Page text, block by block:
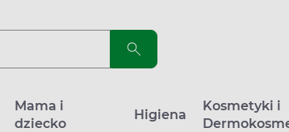
Mama i
dziecko
Higiena
Kosmetyki i